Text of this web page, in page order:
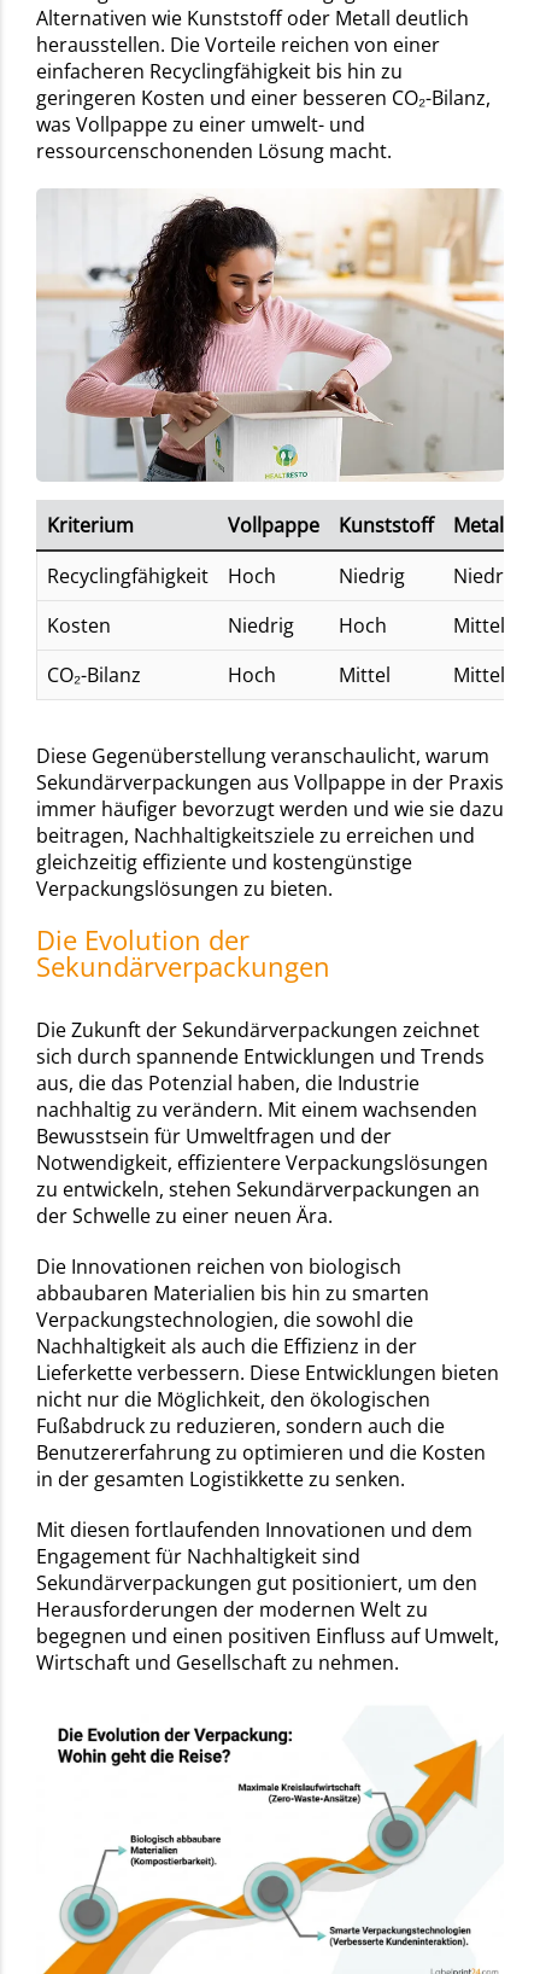
Alternativen wie Kunststoff oder Metall deutlich
herausstellen. Die Vorteile reichen von einer
einfacheren Recyclingfähigkeit bis hin zu
geringeren Kosten und einer besseren CO₂-Bilanz,
was Vollpappe zu einer umwelt- und
ressourcenschonenden Lösung macht.
Kriterium Vollpappe Kunststoff
Metall
Recyclingfähigkeit
Hoch Niedrig
Niedrig
Kosten
Niedrig Hoch
Mittel
CO₂-Bilanz
Hoch Mittel Mittel
Diese Gegenüberstellung veranschaulicht, warum
Sekundärverpackungen aus Vollpappe in der Praxis
immer häufiger bevorzugt werden und wie sie dazu
beitragen, Nachhaltigkeitsziele zu erreichen und
gleichzeitig effiziente und kostengünstige
Verpackungslösungen zu bieten.
Die Evolution der
Sekundärverpackungen
Die Zukunft der Sekundärverpackungen zeichnet
sich durch spannende Entwicklungen und Trends
aus, die das Potenzial haben, die Industrie
nachhaltig zu verändern. Mit einem wachsenden
Bewusstsein für Umweltfragen und der
Notwendigkeit, effizientere Verpackungslösungen
zu entwickeln, stehen Sekundärverpackungen an
der Schwelle zu einer neuen Ära.
Die Innovationen reichen von biologisch
abbaubaren Materialien bis hin zu smarten
Verpackungstechnologien, die sowohl die
Nachhaltigkeit als auch die Effizienz in der
Lieferkette verbessern. Diese Entwicklungen bieten
nicht nur die Möglichkeit, den ökologischen
Fußabdruck zu reduzieren, sondern auch die
Benutzererfahrung zu optimieren und die Kosten
in der gesamten Logistikkette zu senken.
Mit diesen fortlaufenden Innovationen und dem
Engagement für Nachhaltigkeit sind
Sekundärverpackungen gut positioniert, um den
Herausforderungen der modernen Welt zu
begegnen und einen positiven Einfluss auf Umwelt,
Wirtschaft und Gesellschaft zu nehmen.